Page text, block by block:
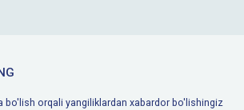
bo'lish orqali yangiliklardan xabardor bo'lishingiz